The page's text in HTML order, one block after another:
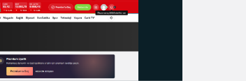
Gündüz Modu
Gündüz modunu seçin.